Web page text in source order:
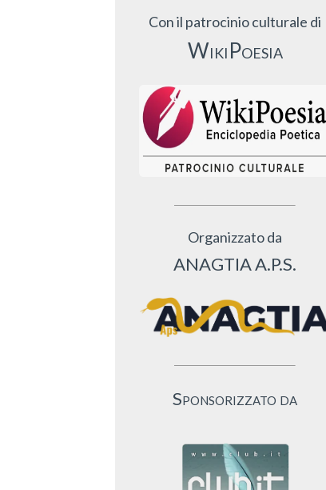
Con il patrocinio culturale di
WikiPoesia
Organizzato da
ANAGTIA A.P.S.
Sponsorizzato da